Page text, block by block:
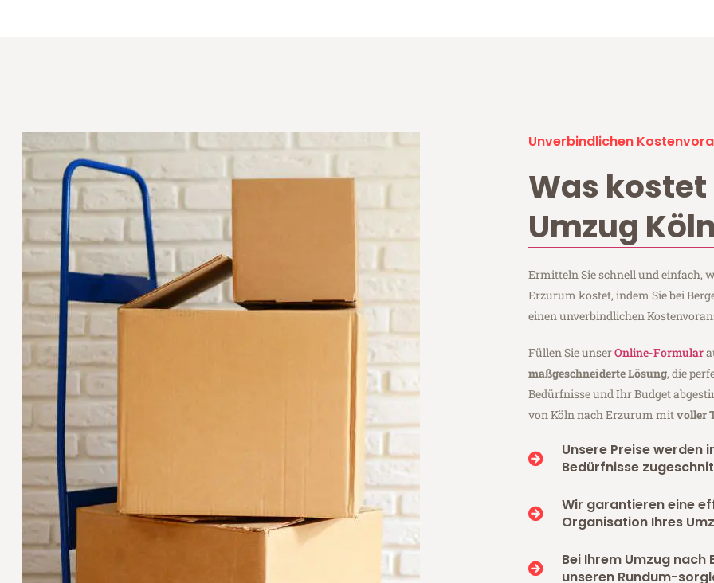
Unverbindlichen
Was kostet
Umzug
Ermitteln Sie schnell und einfach,
Erzurum kostet, indem Sie bei
einen unverbindlichen
Füllen Sie unserOnline-Formular
maßgeschneiderte Lösung, die
Bedürfnisse und Ihr Budget
von Köln nach Erzurum mitvoller
Unsere Preise werden
Bedürfnisse
Wir garantieren eine
Organisation Ihres
Bei Ihrem Umzug nach
unseren Rundum-